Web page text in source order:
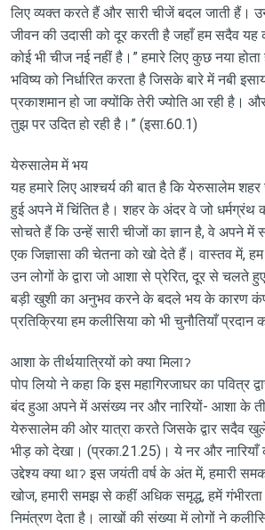
लिए व्यक्त करते हैं और सारी चीजें बदल जाती हैं।
जीवन की उदासी को दूर करती है जहाँ हम सदैव यह
कोई भी चीज नई नहीं है।” हमारे लिए कुछ नया होता
भविष्य को निर्धारित करता है जिसके बारे में नबी
प्रकाशमान हो जा क्योंकि तेरी ज्योति आ रही है।
तुझ पर उदित हो रही है।” (इसा.60.1)
येरुसालेम में भय
यह हमारे लिए आश्चर्य की बात है कि येरुसालेम शहर
हुई अपने में चिंतित है। शहर के अंदर वे जो धर्मग्रंथ
सोचते हैं कि उन्हें सारी चीजों का ज्ञान है, वे अपने
एक जिज्ञासा की चेतना को खो देते हैं। वास्तव में,
उन लोगों के द्वारा जो आशा से प्रेरित, दूर से चलते
बड़ी खुशी का अनुभव करने के बदले भय के कारण
प्रतिक्रिया हम कलीसिया को भी चुनौतियाँ प्रदान
आशा के तीर्थयात्रियों को क्या मिलाॽ
पोप लियो ने कहा कि इस महागिरजाघर का पवित्र
बंद हुआ अपने में असंख्य नर और नारियों- आशा के
येरुसालेम की ओर यात्रा करते जिसके द्वार सदैव
भीड़ को देखा। (प्रका.21.25)। ये नर और
उद्देश्य क्या थाॽ इस जयंती वर्ष के अंत में, हमारी
खोज, हमारी समझ से कहीं अधिक समृद्ध, हमें
निमंत्रण देता है। लाखों की संख्या में लोगों ने